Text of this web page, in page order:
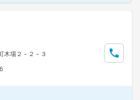
木場２－２－３